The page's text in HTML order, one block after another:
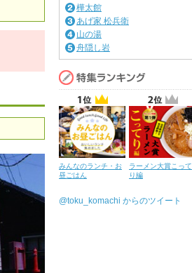
樺太館
あげ家 松兵衛
山の湯
舟隠し岩
みんなのランチ・お
昼ごはん
ラーメン大賞こって
り編
@toku_komachi からのツイート